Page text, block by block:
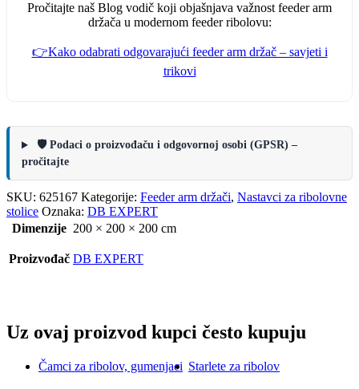
Pročitajte naš Blog vodič koji objašnjava važnost feeder arm
držača u modernom feeder ribolovu:
👉Kako odabrati odgovarajući feeder arm držač – savjeti i
trikovi
🛡️ Podaci o proizvođaču i odgovornoj osobi (GPSR) –
pročitajte
SKU: 625167 Kategorije: Feeder arm držači, Nastavci za ribolovne
stolice Oznaka: DB EXPERT
Dimenzije 200 × 200 × 200 cm
Proizvođač DB EXPERT
Uz ovaj proizvod kupci često kupuju
Čamci za ribolov, gumenjaci Starlete za ribolov